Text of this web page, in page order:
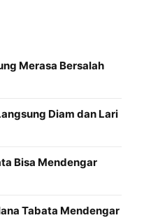
Merasa Bersalah
Diam dan Lari
Bisa Mendengar
Tabata Mendengar